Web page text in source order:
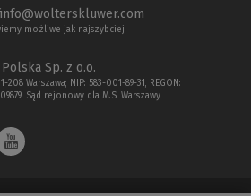
możliwe jak najszybciej.
Sp. z o.o.
Warszawa; NIP: 583-001-89-31, REGON:
Sąd rejonowy dla M.S. Warszawy